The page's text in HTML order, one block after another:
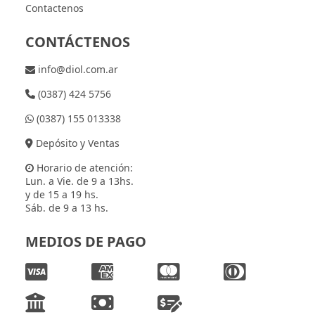
Contactenos
CONTÁCTENOS
info@diol.com.ar
(0387) 424 5756
(0387) 155 013338
Depósito y Ventas
Horario de atención:
Lun. a Vie. de 9 a 13hs.
y de 15 a 19 hs.
Sáb. de 9 a 13 hs.
MEDIOS DE PAGO